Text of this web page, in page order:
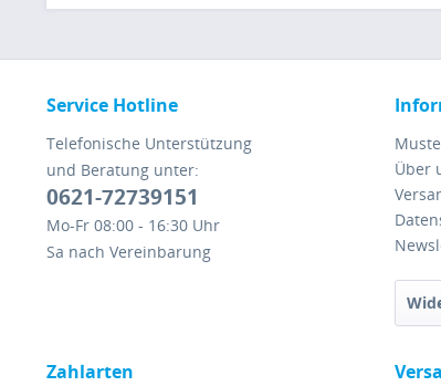
Service Hotline
Telefonische Unterstützung
und Beratung unter:
0621-72739151
Mo-Fr 08:00 - 16:30 Uhr
Sa nach Vereinbarung
Über
Zahlarten